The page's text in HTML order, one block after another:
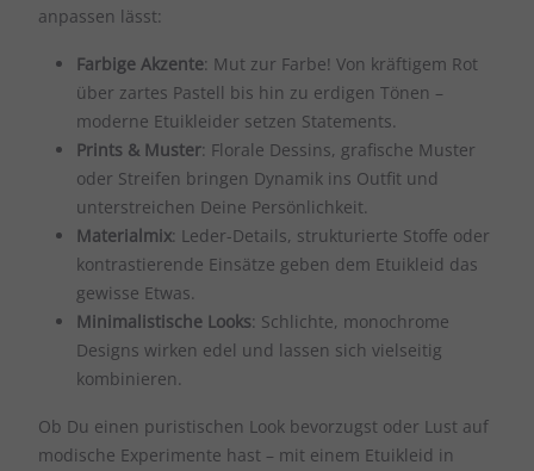
anpassen lässt:
Farbige Akzente: Mut zur Farbe! Von kräftigem Rot
über zartes Pastell bis hin zu erdigen Tönen –
moderne Etuikleider setzen Statements.
Prints & Muster: Florale Dessins, grafische Muster
oder Streifen bringen Dynamik ins Outfit und
unterstreichen Deine Persönlichkeit.
Materialmix: Leder-Details, strukturierte Stoffe oder
kontrastierende Einsätze geben dem Etuikleid das
gewisse Etwas.
Minimalistische Looks: Schlichte, monochrome
Designs wirken edel und lassen sich vielseitig
kombinieren.
Ob Du einen puristischen Look bevorzugst oder Lust auf
modische Experimente hast – mit einem Etuikleid in